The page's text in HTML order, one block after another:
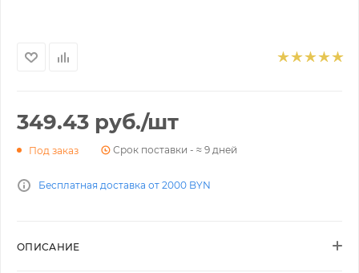
349.43 руб./шт
Под заказ Срок поставки - ≈ 9 дней
Бесплатная доставка от 2000 BYN
ОПИСАНИЕ